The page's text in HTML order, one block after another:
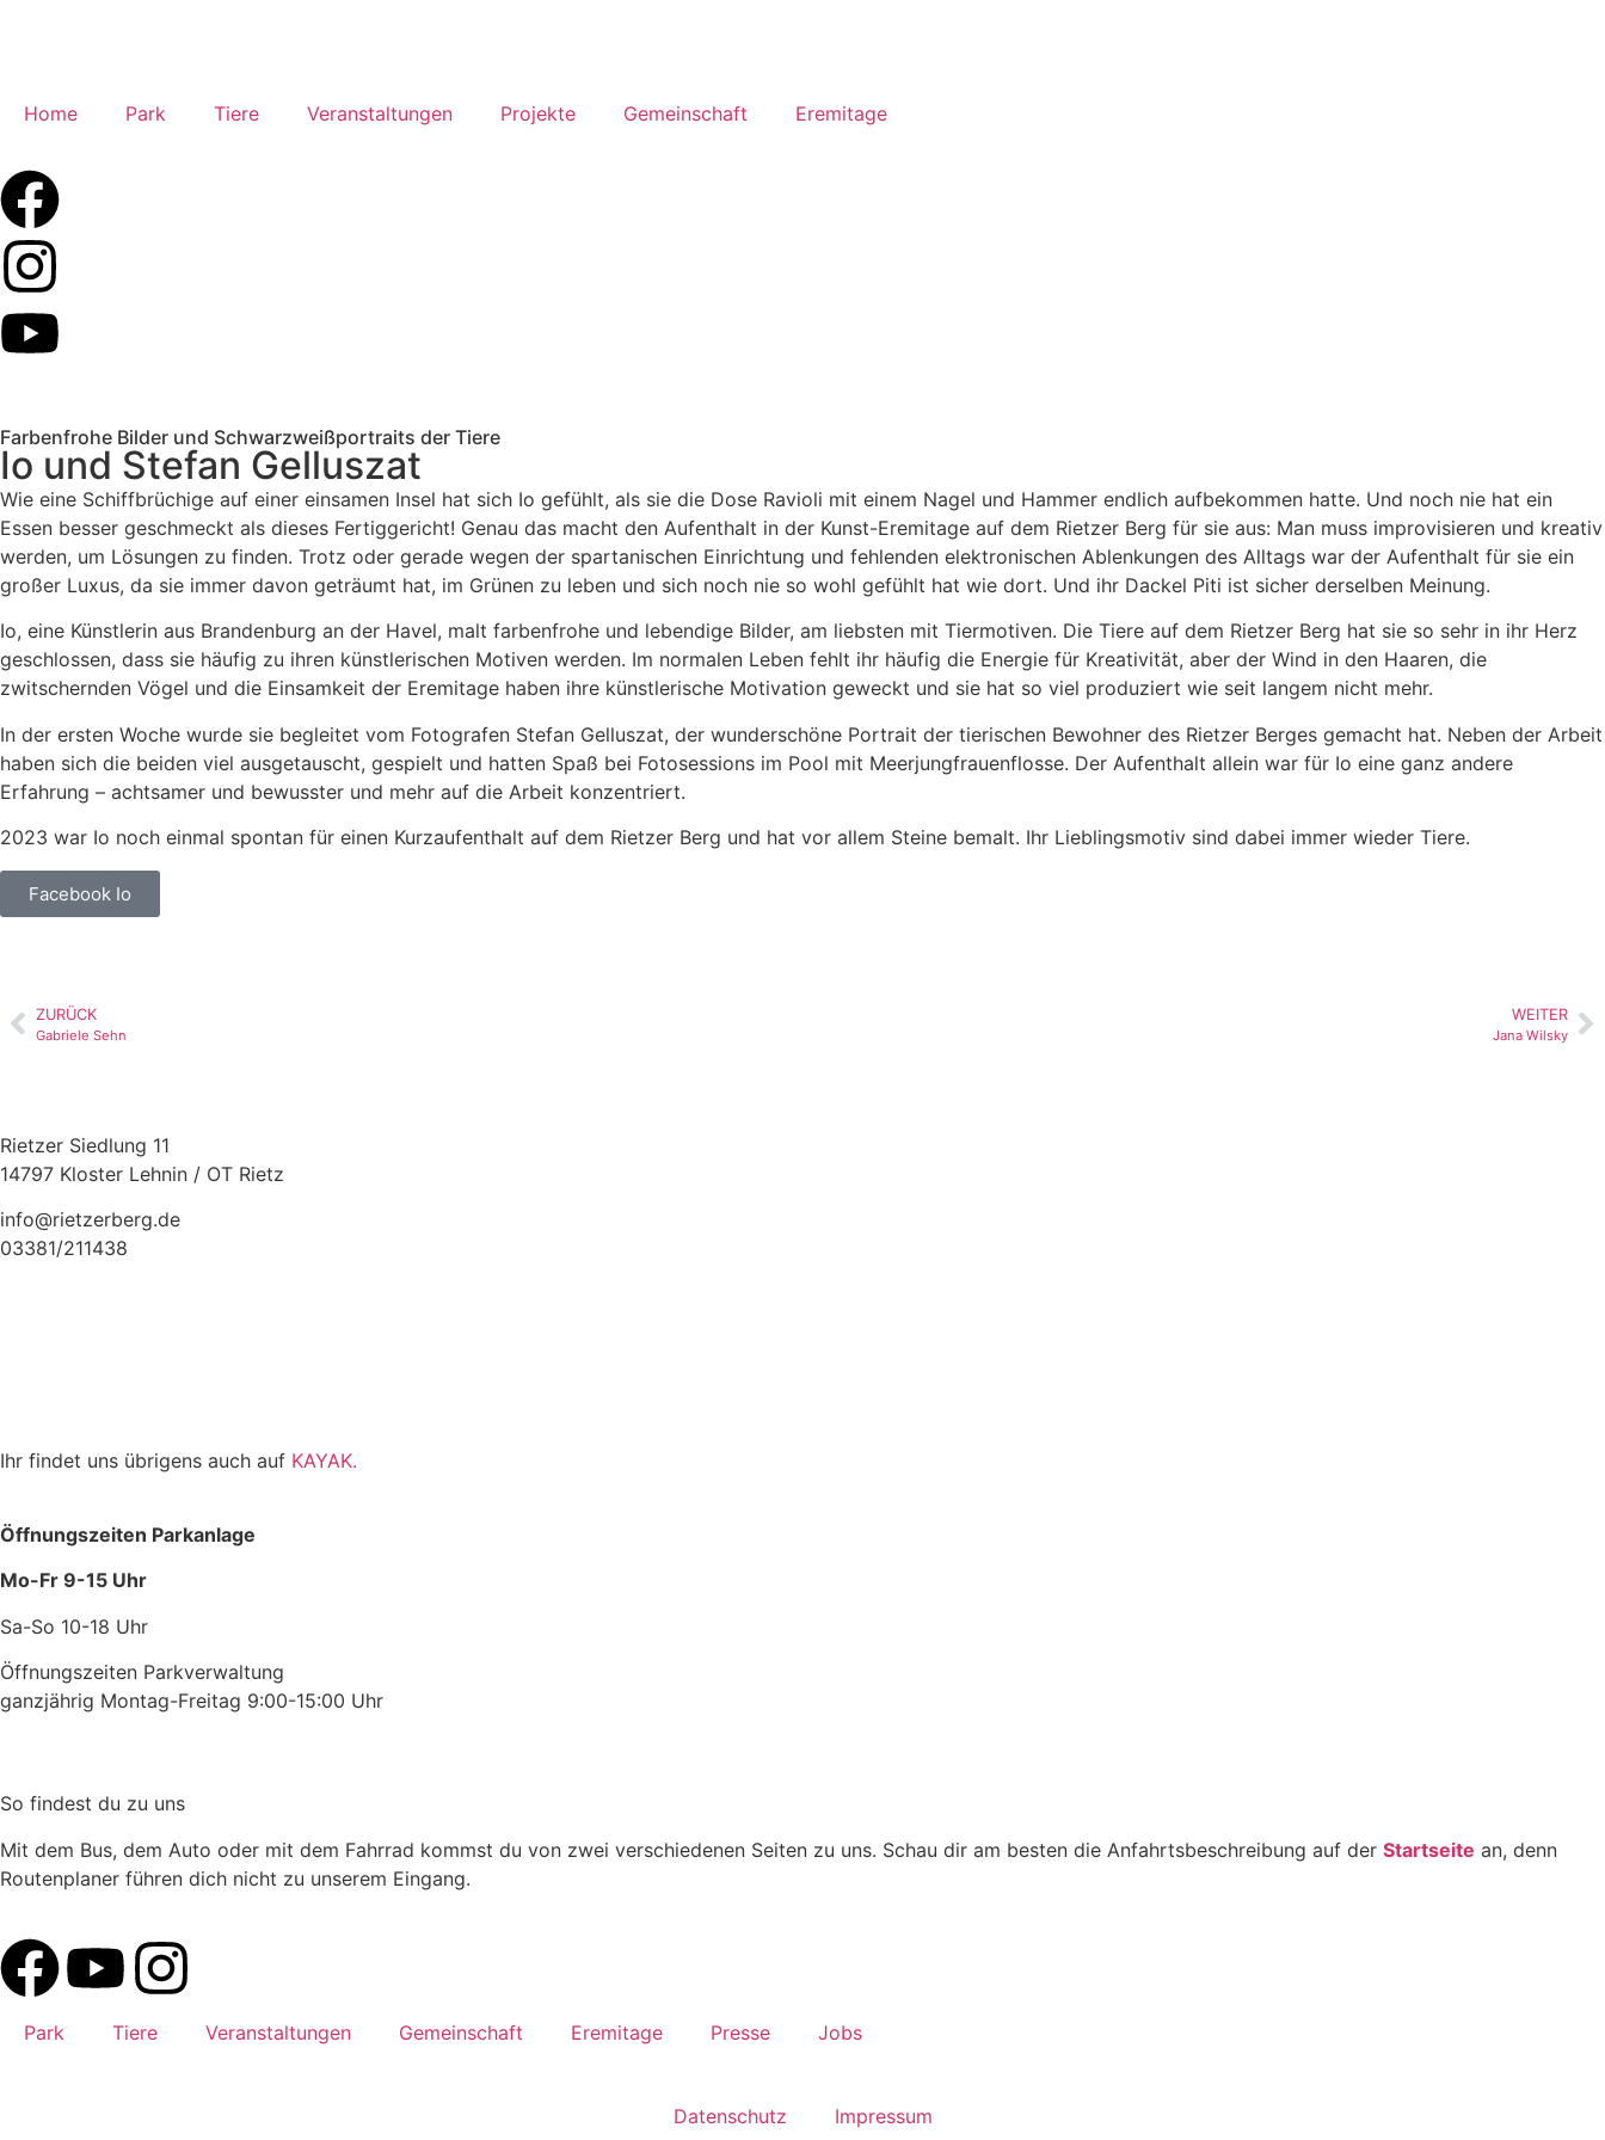
Home Park Tiere Veranstaltungen Projekte Gemeinschaft Eremitage
Farbenfrohe Bilder und Schwarzweißportraits der Tiere
Io und Stefan Gelluszat
Wie eine Schiffbrüchige auf einer einsamen Insel hat sich Io gefühlt, als sie die Dose Ravioli mit einem Nagel und Hammer endlich aufbekommen hatte. Und noch nie hat ein
Essen besser geschmeckt als dieses Fertiggericht! Genau das macht den Aufenthalt in der Kunst-Eremitage auf dem Rietzer Berg für sie aus: Man muss improvisieren und kreativ
werden, um Lösungen zu finden. Trotz oder gerade wegen der spartanischen Einrichtung und fehlenden elektronischen Ablenkungen des Alltags war der Aufenthalt für sie ein
großer Luxus, da sie immer davon geträumt hat, im Grünen zu leben und sich noch nie so wohl gefühlt hat wie dort. Und ihr Dackel Piti ist sicher derselben Meinung.
Io, eine Künstlerin aus Brandenburg an der Havel, malt farbenfrohe und lebendige Bilder, am liebsten mit Tiermotiven. Die Tiere auf dem Rietzer Berg hat sie so sehr in ihr Herz
geschlossen, dass sie häufig zu ihren künstlerischen Motiven werden. Im normalen Leben fehlt ihr häufig die Energie für Kreativität, aber der Wind in den Haaren, die
zwitschernden Vögel und die Einsamkeit der Eremitage haben ihre künstlerische Motivation geweckt und sie hat so viel produziert wie seit langem nicht mehr.
In der ersten Woche wurde sie begleitet vom Fotografen Stefan Gelluszat, der wunderschöne Portrait der tierischen Bewohner des Rietzer Berges gemacht hat. Neben der Arbeit
haben sich die beiden viel ausgetauscht, gespielt und hatten Spaß bei Fotosessions im Pool mit Meerjungfrauenflosse. Der Aufenthalt allein war für Io eine ganz andere
Erfahrung – achtsamer und bewusster und mehr auf die Arbeit konzentriert.
2023 war Io noch einmal spontan für einen Kurzaufenthalt auf dem Rietzer Berg und hat vor allem Steine bemalt. Ihr Lieblingsmotiv sind dabei immer wieder Tiere.
Facebook Io
ZURÜCK
Gabriele Sehn
WEITER
Jana Wilsky
Rietzer Siedlung 11
14797 Kloster Lehnin / OT Rietz
info@rietzerberg.de
03381/211438
Ihr findet uns übrigens auch auf KAYAK.
Öffnungszeiten Parkanlage
Mo-Fr 9-15 Uhr
Sa-So 10-18 Uhr
Öffnungszeiten Parkverwaltung
ganzjährig Montag-Freitag 9:00-15:00 Uhr
So findest du zu uns
Mit dem Bus, dem Auto oder mit dem Fahrrad kommst du von zwei verschiedenen Seiten zu uns. Schau dir am besten die Anfahrtsbeschreibung auf der Startseite an, denn
Routenplaner führen dich nicht zu unserem Eingang.
Park Tiere Veranstaltungen Gemeinschaft Eremitage Presse Jobs
Datenschutz Impressum